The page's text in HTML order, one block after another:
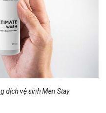
dịch vệ sinh Men Stay